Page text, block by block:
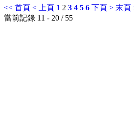
<< 首頁 < 上頁 1 2 3 4 5 6 下頁 > 末頁
當前記錄 11 - 20 / 55